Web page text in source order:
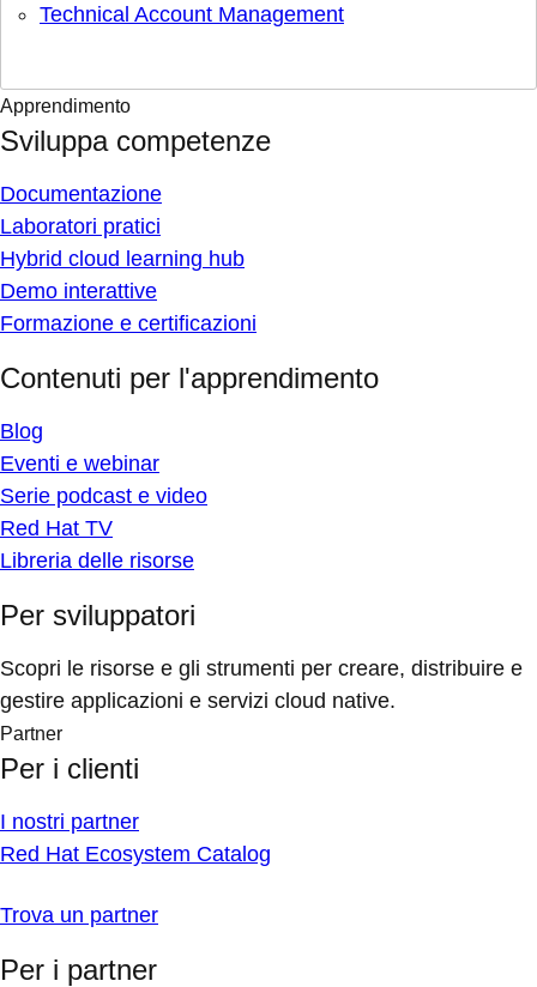
Technical Account Management
Apprendimento
Sviluppa competenze
Documentazione
Laboratori pratici
Hybrid cloud learning hub
Demo interattive
Formazione e certificazioni
Contenuti per l'apprendimento
Blog
Eventi e webinar
Serie podcast e video
Red Hat TV
Libreria delle risorse
Per sviluppatori
Scopri le risorse e gli strumenti per creare, distribuire e
gestire applicazioni e servizi cloud native.
Partner
Per i clienti
I nostri partner
Red Hat Ecosystem Catalog
Trova un partner
Per i partner